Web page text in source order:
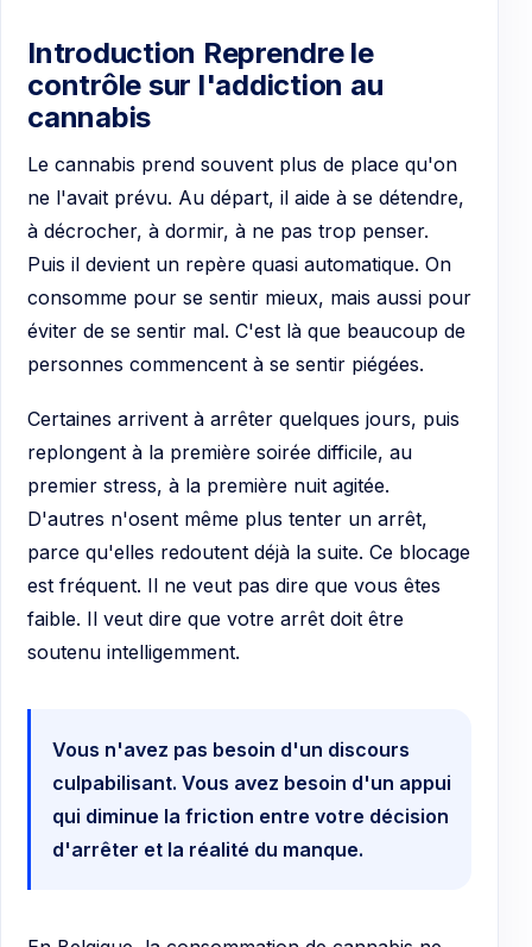
Introduction Reprendre le
contrôle sur l'addiction au
cannabis
Le cannabis prend souvent plus de place qu'on
ne l'avait prévu. Au départ, il aide à se détendre,
à décrocher, à dormir, à ne pas trop penser.
Puis il devient un repère quasi automatique. On
consomme pour se sentir mieux, mais aussi pour
éviter de se sentir mal. C'est là que beaucoup de
personnes commencent à se sentir piégées.
Certaines arrivent à arrêter quelques jours, puis
replongent à la première soirée difficile, au
premier stress, à la première nuit agitée.
D'autres n'osent même plus tenter un arrêt,
parce qu'elles redoutent déjà la suite. Ce blocage
est fréquent. Il ne veut pas dire que vous êtes
faible. Il veut dire que votre arrêt doit être
soutenu intelligemment.
Vous n'avez pas besoin d'un discours
culpabilisant. Vous avez besoin d'un appui
qui diminue la friction entre votre décision
d'arrêter et la réalité du manque.